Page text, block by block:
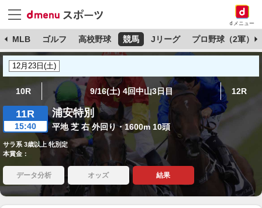
dメニュー
MLB ゴルフ 高校野球 競馬 Jリーグ プロ野球（2軍）
10R 9/16(土) 4回中山3日目 12R
11R
15:40
浦安特別
平地 芝 右 外回り・1600m 10頭
サラ系 3歳以上 牝別定
本賞金：
データ分析 オッズ 結果